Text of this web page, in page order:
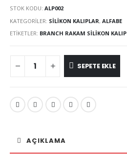
STOK KODU: ALP002
KATEGORILER: SILIKON KALIPLAR, ALFABE
ETIKETLER: BRANCH RAKAM SILIKON KALIP
SEPETE EKLE
AÇIKLAMA